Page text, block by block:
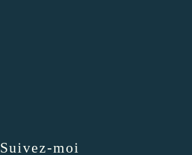
Suivez-moi